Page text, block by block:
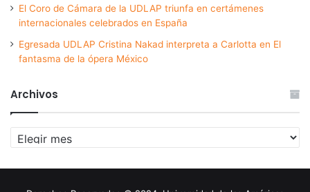
El Coro de Cámara de la UDLAP triunfa en certámenes
internacionales celebrados en España
Egresada UDLAP Cristina Nakad interpreta a Carlotta en El
fantasma de la ópera México
Archivos
Archivos